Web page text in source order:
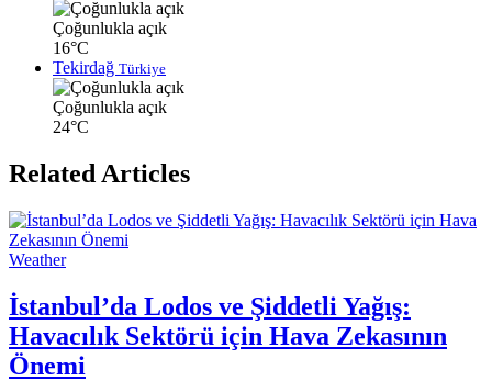
Çoğunlukla açık
16°C
Tekirdağ Türkiye
Çoğunlukla açık
24°C
Related Articles
Weather
İstanbul’da Lodos ve Şiddetli Yağış:
Havacılık Sektörü için Hava Zekasının
Önemi